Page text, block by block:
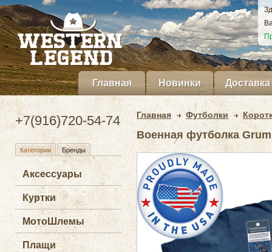
Главная Новинки Доставка
+7(916)720-54-74
Категории Бренды
Аксессуары
Куртки
МотоШлемы
Плащи
Главная Футболки
Военная футболка